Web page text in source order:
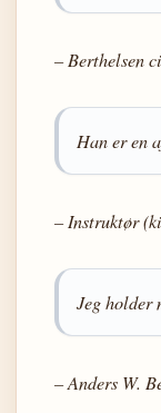
– Berthelsen
Han er en
– Instruktør
Jeg
– Anders W.